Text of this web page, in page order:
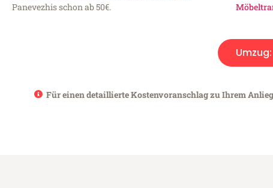
Panevezhis schon ab 50€.
Umzug:
Für einen detaillierte Kostenvoranschlag zu Ihrem